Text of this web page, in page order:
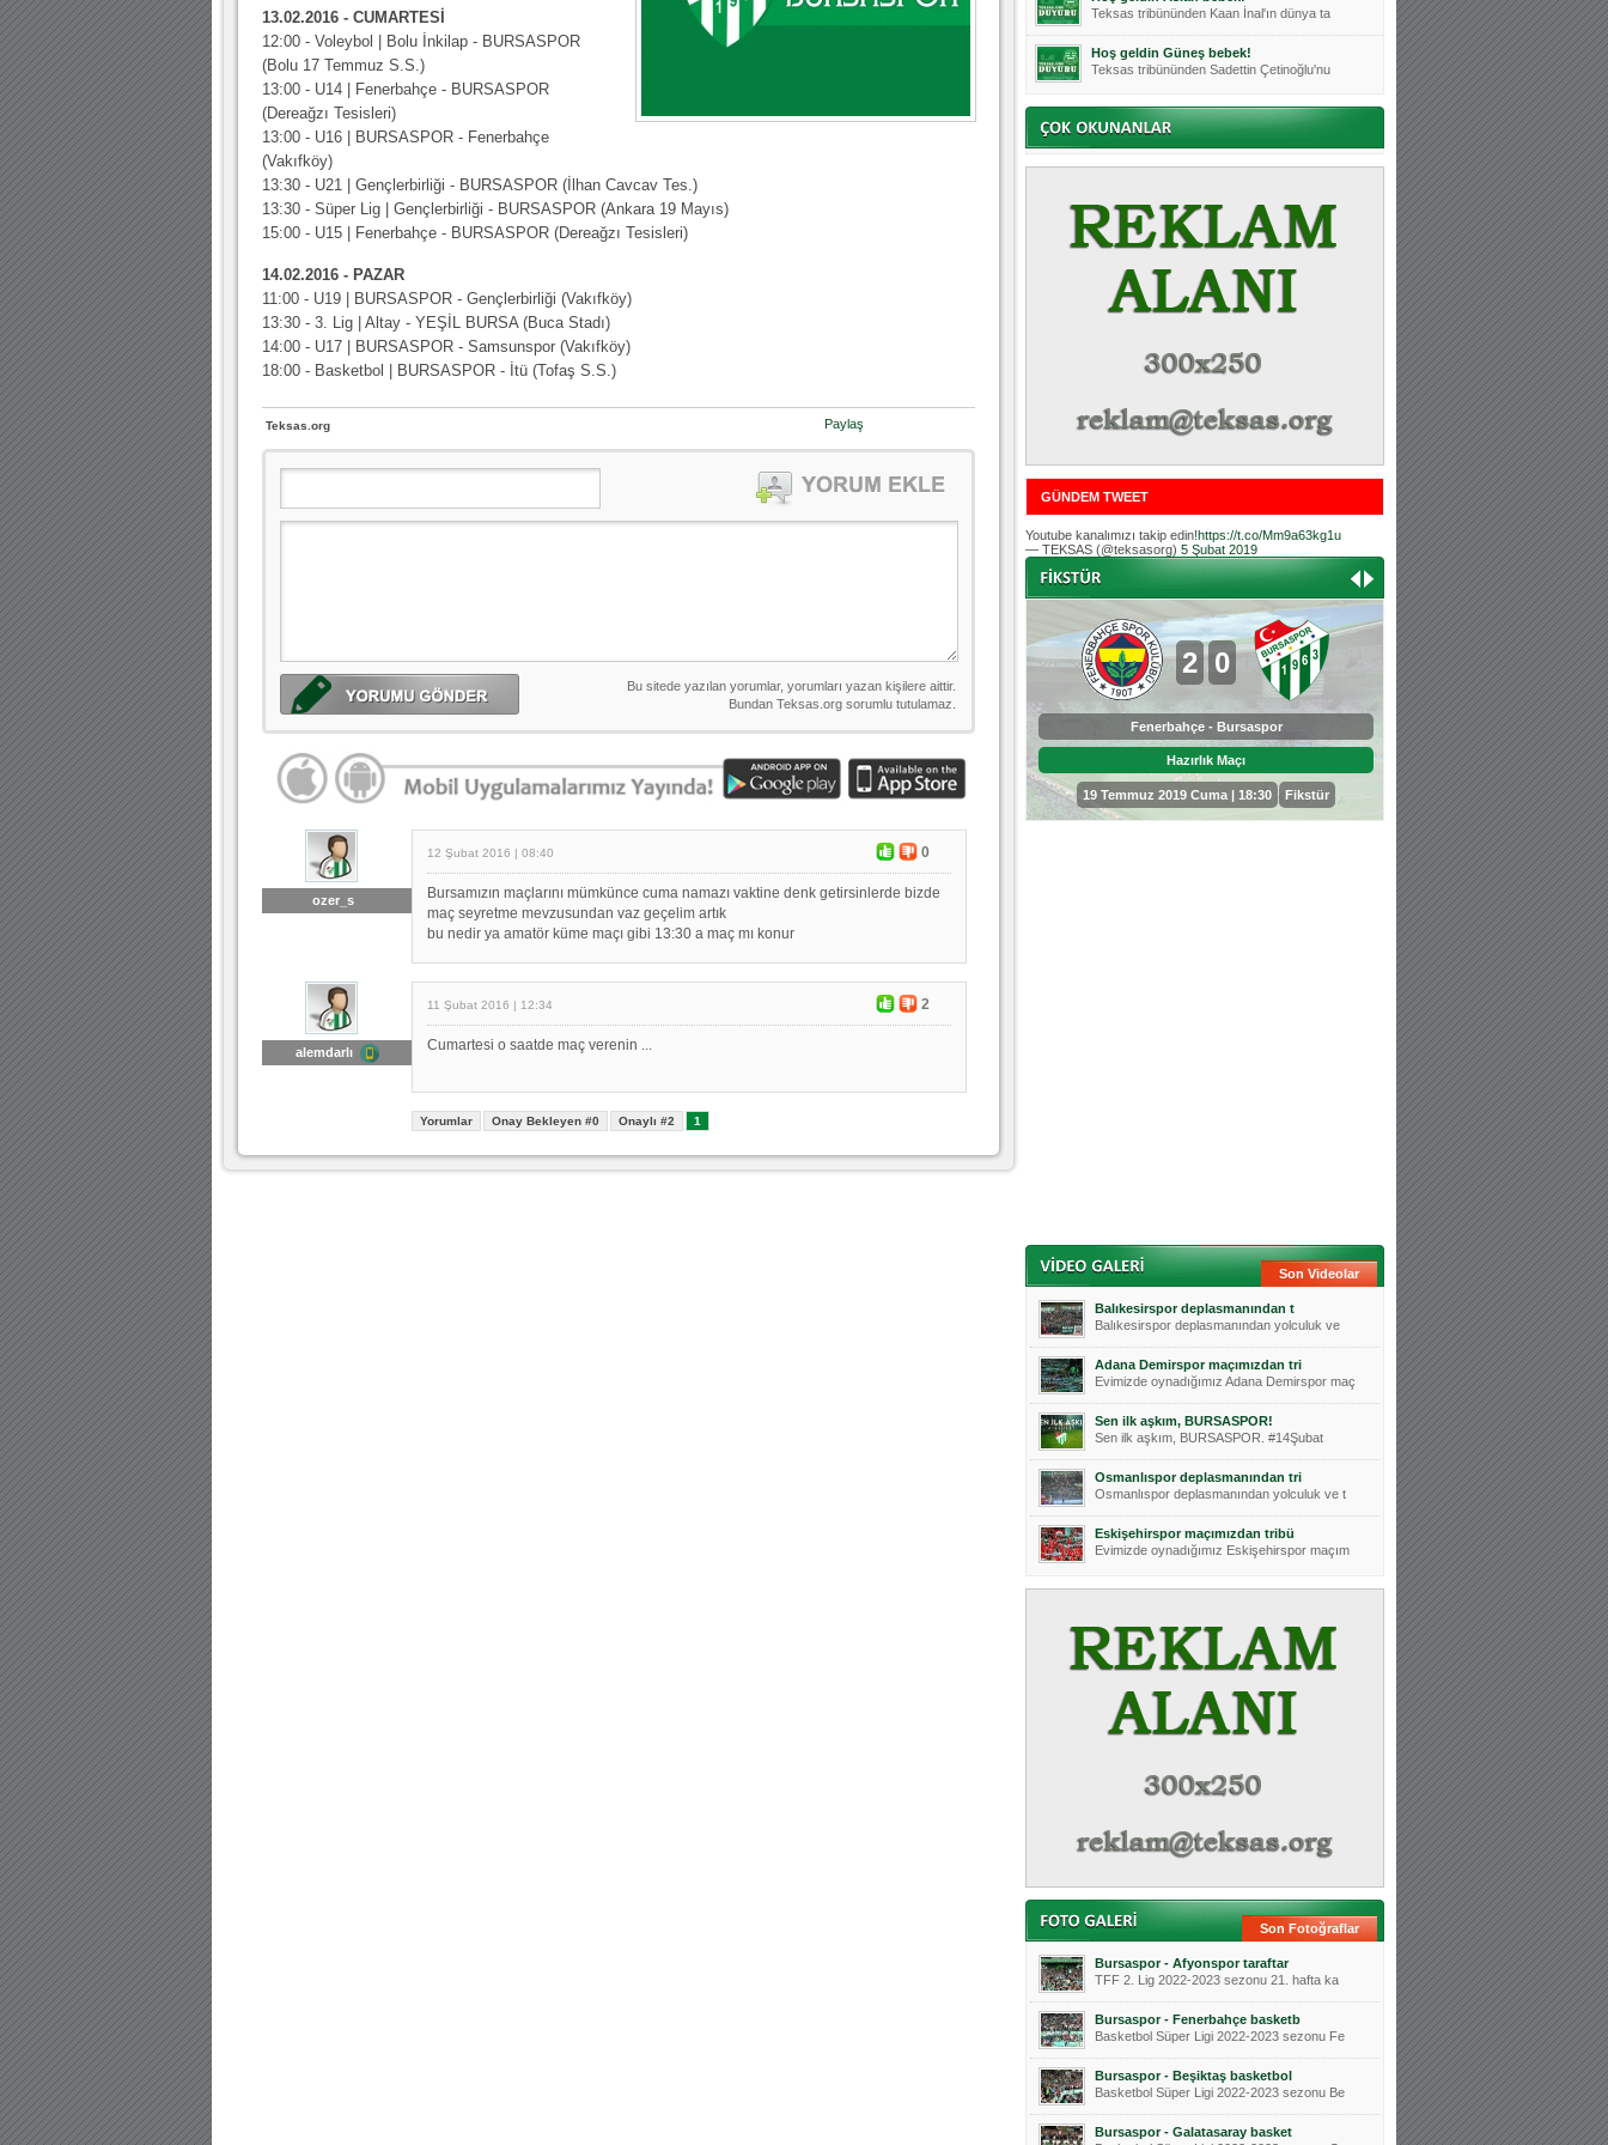
10.04.2023 14:44 | Hoş geldin Göktuğ Bebek!
30.12.2022 18:00 | Hoş geldin Kadir Kağan Bebek!
11.11.2025 14:13 | Hoş geldin Ertuğrul Bebek!
12.10.2025 17:30 |MUTLULUKLAR SİNAN SILACI
16.07.2024 14:32 |
08.01.2024 19:01 |Hoş geldin Aslan bebek!
13.02.2016 - CUMARTESİ
12:00 - Voleybol | Bolu İnkilap - BURSASPOR
(Bolu 17 Temmuz S.S.)
13:00 - U14 | Fenerbahçe - BURSASPOR
(Dereağzı Tesisleri)
13:00 - U16 | BURSASPOR - Fenerbahçe
(Vakıfköy)
13:30 - U21 | Gençlerbirliği - BURSASPOR (İlhan Cavcav Tes.)
13:30 - Süper Lig | Gençlerbirliği - BURSASPOR (Ankara 19 Mayıs)
15:00 - U15 | Fenerbahçe - BURSASPOR (Dereağzı Tesisleri)
14.02.2016 - PAZAR
11:00 - U19 | BURSASPOR - Gençlerbirliği (Vakıfköy)
13:30 - 3. Lig | Altay - YEŞİL BURSA (Buca Stadı)
14:00 - U17 | BURSASPOR - Samsunspor (Vakıfköy)
18:00 - Basketbol | BURSASPOR - İtü (Tofaş S.S.)
Teksas.org Paylaş
ozer_s
12 Şubat 2016 | 08:40 0
Bursamızın maçlarını mümkünce cuma namazı vaktine denk getirsinlerde bizde
maç seyretme mevzusundan vaz geçelim artık
bu nedir ya amatör küme maçı gibi 13:30 a maç mı konur
alemdarlı
11 Şubat 2016 | 12:34 2
Cumartesi o saatde maç verenin ...
Yorumlar Onay Bekleyen #0 Onaylı #2 1
Teksas tribününden Kaan İnal'ın dünya ta
Hoş geldin Güneş bebek!
Teksas tribününden Sadettin Çetinoğlu'nu
Mutluluklar Ceyhun Tetik
Teksas tribünlerinin sevilen isimlerinde
Bursasporumuzun önü açılsın is
Hoş geldin Alaz Bebek!
Teksas.org sistem yöneticisi, ekibimizin
Hoş geldin Göktuğ Bebek!
Teksas.org ekibimizden ve tribünlerimizi
Teksas tribünlerinden Basri İleri'nin dü
Hoş geldin Kerem Bebek!
Tribünlerimizden Mesut Ulusoy'un (Duka)
Hoş geldin Aslan bebek!
Teksas tribününden Kaan İnal'ın dünya ta
Hoş geldin Güneş bebek!
Teksas tribününden Sadettin Çetinoğlu'nu
GÜNDEM TWEET
Youtube kanalımızı takip edin!https://t.co/Mm9a63kg1u
— TEKSAS (@teksasorg) 5 Şubat 2019
- -
1. Lig 32. Hafta
04 Temmuz 2020 Cumartesi | 20:00 Fikstür
2 0
Fenerbahçe - Bursaspor
Hazırlık Maçı
19 Temmuz 2019 Cuma | 18:30 Fikstür
0 3
Bursaspor - Sepahan
Hazırlık Maçı
25 Temmuz 2019 Perşembe |
Son Videolar
Balıkesirspor deplasmanından t
Balıkesirspor deplasmanından yolculuk ve
Adana Demirspor maçımızdan tri
Evimizde oynadığımız Adana Demirspor maç
Sen ilk aşkım, BURSASPOR!
Sen ilk aşkım, BURSASPOR. #14Şubat
Osmanlıspor deplasmanından tri
Osmanlıspor deplasmanından yolculuk ve t
Eskişehirspor maçımızdan tribü
Evimizde oynadığımız Eskişehirspor maçım
Son Fotoğraflar
Bursaspor - Afyonspor taraftar
TFF 2. Lig 2022-2023 sezonu 21. hafta ka
Bursaspor - Fenerbahçe basketb
Basketbol Süper Ligi 2022-2023 sezonu Fe
Bursaspor - Beşiktaş basketbol
Basketbol Süper Ligi 2022-2023 sezonu Be
Bursaspor - Galatasaray basket